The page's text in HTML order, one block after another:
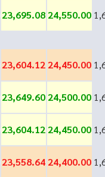
23,695.08 24,550.00
23,604.12 24,450.00
23,649.60 24,500.00
23,604.12 24,450.00
23,558.64 24,400.00